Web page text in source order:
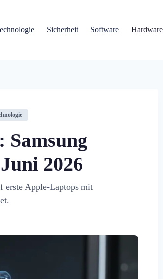
Sicherheit Software Hardware
Samsung
2026
erste Apple-Laptops mit